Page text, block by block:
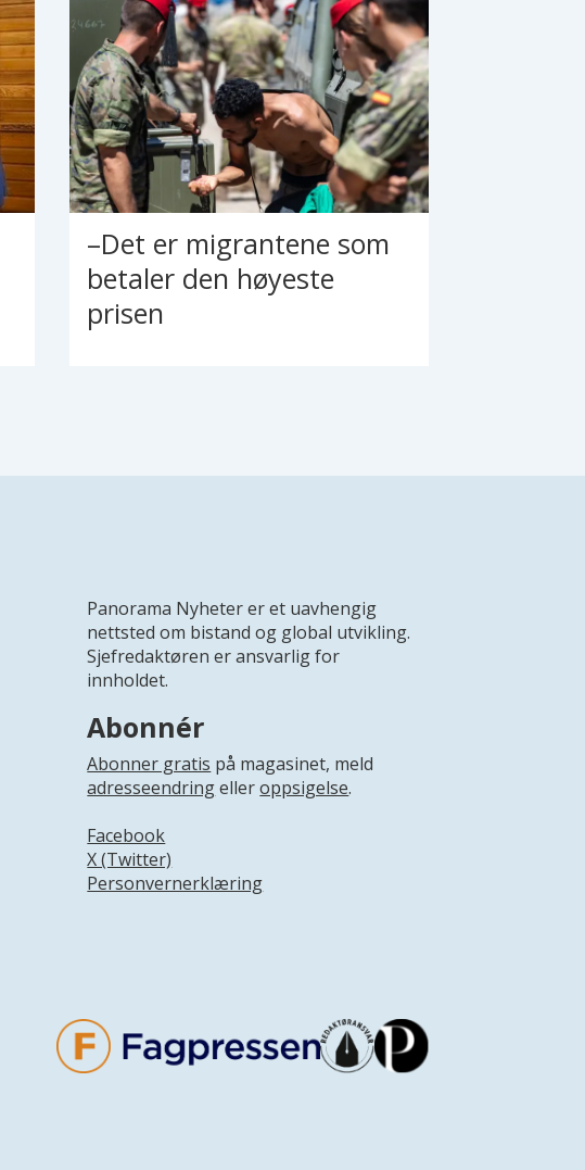
–Det er migrantene som
betaler den høyeste
prisen
Panorama Nyheter er et uavhengig
nettsted om bistand og global utvikling.
Sjefredaktøren er ansvarlig for
innholdet.
Abonnér
Abonner gratis på magasinet, meld
adresseendringelleroppsigelse.
Facebook
X (Twitter)
Personvernerklæring